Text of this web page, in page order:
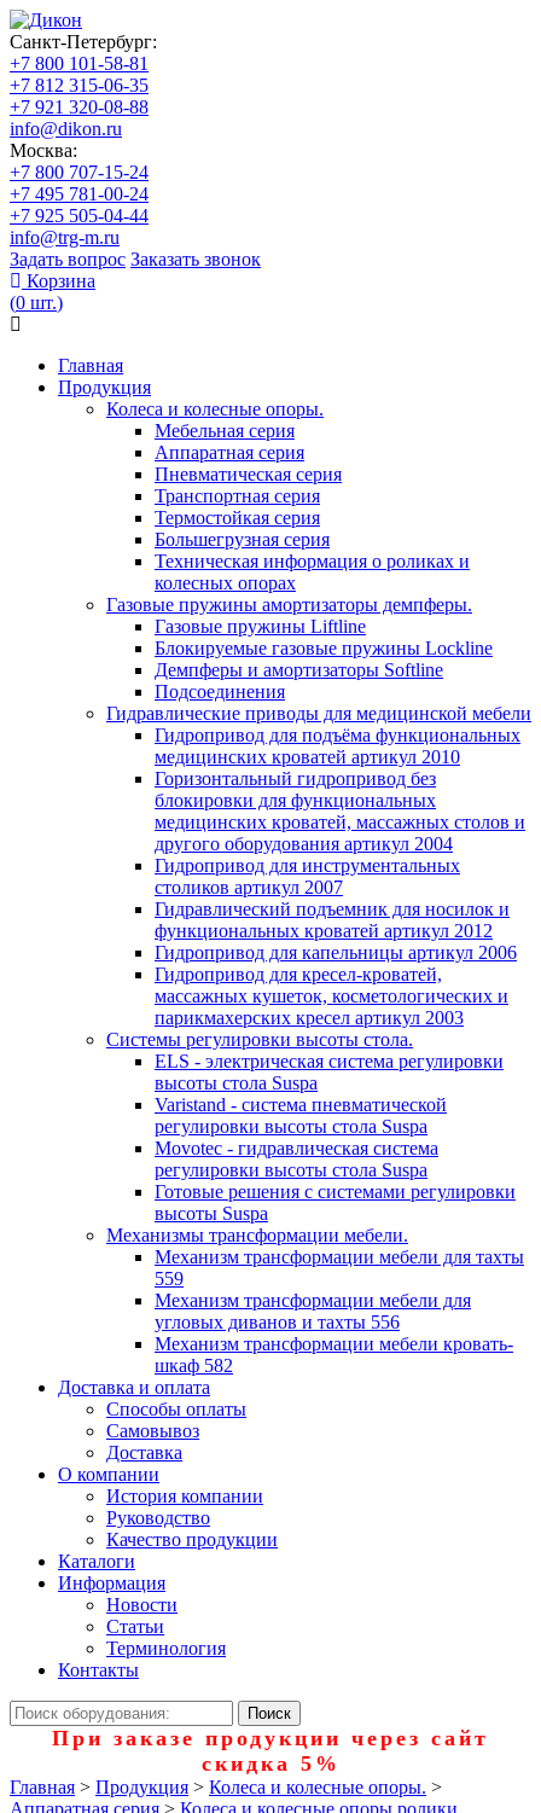
Санкт-Петербург:
+7 800 101-58-81
+7 812 315-06-35
+7 921 320-08-88
info@dikon.ru
Москва:
+7 800 707-15-24
+7 495 781-00-24
+7 925 505-04-44
info@trg-m.ru
Задать вопрос Заказать звонок
Корзина
(0 шт.)
Главная
Продукция
Колеса и колесные опоры.
Мебельная серия
Аппаратная серия
Пневматическая серия
Транспортная серия
Термостойкая серия
Большегрузная серия
Техническая информация о роликах и
колесных опорах
Газовые пружины амортизаторы демпферы.
Газовые пружины Liftline
Блокируемые газовые пружины Lockline
Демпферы и амортизаторы Softline
Подсоединения
Гидравлические приводы для медицинской мебели
Гидропривод для подъёма функциональных
медицинских кроватей артикул 2010
Горизонтальный гидропривод без
блокировки для функциональных
медицинских кроватей, массажных столов и
другого оборудования артикул 2004
Гидропривод для инструментальных
столиков артикул 2007
Гидравлический подъемник для носилок и
функциональных кроватей артикул 2012
Гидропривод для капельницы артикул 2006
Гидропривод для кресел-кроватей,
массажных кушеток, косметологических и
парикмахерских кресел артикул 2003
Системы регулировки высоты стола.
ELS - электрическая система регулировки
высоты стола Suspa
Varistand - система пневматической
регулировки высоты стола Suspa
Movotec - гидравлическая система
регулировки высоты стола Suspa
Готовые решения с системами регулировки
высоты Suspa
Механизмы трансформации мебели.
Механизм трансформации мебели для тахты
559
Механизм трансформации мебели для
угловых диванов и тахты 556
Механизм трансформации мебели кровать-
шкаф 582
Доставка и оплата
Способы оплаты
Самовывоз
Доставка
О компании
История компании
Руководство
Качество продукции
Каталоги
Информация
Новости
Статьи
Терминология
Контакты
При заказе продукции через сайт
скидка 5%
Главная > Продукция > Колеса и колесные опоры. >
Аппаратная серия > Колеса и колесные опоры ролики